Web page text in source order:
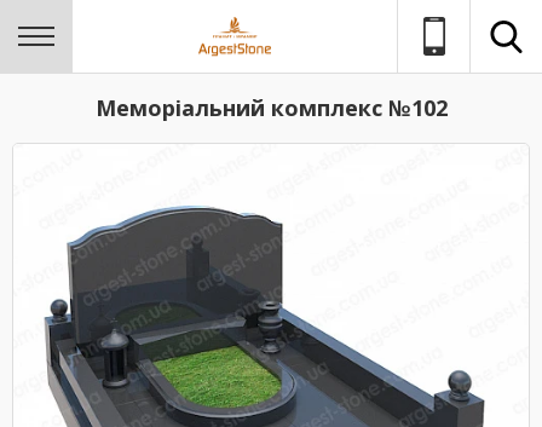
Меморіальний комплекс №102